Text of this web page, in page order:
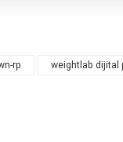
rp weightlab dijital